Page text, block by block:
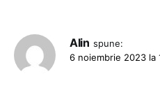
Alin spune:
6 noiembrie 2023 la